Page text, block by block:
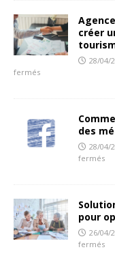
créer
28/04/
fermés
des
28/04/
fermés
pour
26/04/
fermés